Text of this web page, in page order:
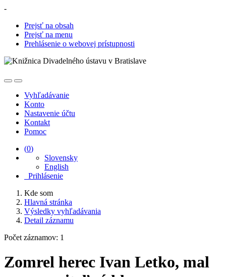
-
Prejsť na obsah
Prejsť na menu
Prehlásenie o webovej prístupnosti
Vyhľadávanie
Konto
Nastavenie účtu
Kontakt
Pomoc
(0)
Slovensky
English
Prihlásenie
Kde som
Hlavná stránka
Výsledky vyhľadávania
Detail záznamu
Počet záznamov: 1
Zomrel herec Ivan Letko, mal